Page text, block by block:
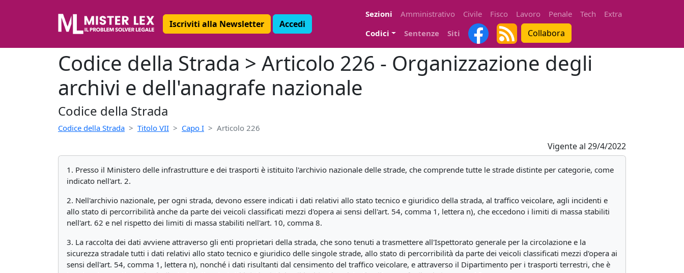
Iscriviti alla Newsletter Accedi
Sezioni Amministrativo Civile Fisco Lavoro Penale Tech
Extra
Codici
Sentenze Siti Collabora
Codice della Strada > Articolo 226 - Organizzazione degli
archivi e dell'anagrafe nazionale
Codice della Strada
Codice della Strada Titolo VII Capo I Articolo 226
Vigente al 29/4/2022
1. Presso il Ministero delle infrastrutture e dei trasporti è istituito l'archivio nazionale delle strade, che comprende tutte le strade distinte per categorie, come
indicato nell'art. 2.
2. Nell'archivio nazionale, per ogni strada, devono essere indicati i dati relativi allo stato tecnico e giuridico della strada, al traffico veicolare, agli incidenti e
allo stato di percorribilità anche da parte dei veicoli classificati mezzi d'opera ai sensi dell'art. 54, comma 1, lettera n), che eccedono i limiti di massa stabiliti
nell'art. 62 e nel rispetto dei limiti di massa stabiliti nell'art. 10, comma 8.
3. La raccolta dei dati avviene attraverso gli enti proprietari della strada, che sono tenuti a trasmettere all'Ispettorato generale per la circolazione e la
sicurezza stradale tutti i dati relativi allo stato tecnico e giuridico delle singole strade, allo stato di percorribilità da parte dei veicoli classificati mezzi d'opera ai
sensi dell'art. 54, comma 1, lettera n), nonché i dati risultanti dal censimento del traffico veicolare, e attraverso il Dipartimento per i trasporti terrestri, che è